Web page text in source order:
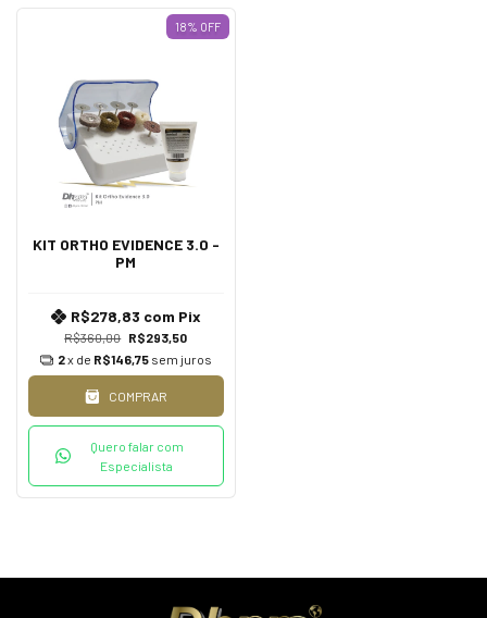
18% OFF
KIT ORTHO EVIDENCE 3.0 -
PM
R$360,00 R$293,50
R$278,83 com Pix
2x de R$146,75 sem juros
COMPRAR
Quero falar com
Especialista